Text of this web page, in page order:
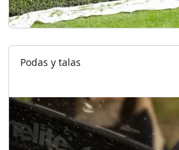
Podas y talas